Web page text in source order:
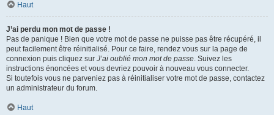
Haut
J’ai perdu mon mot de passe !
Pas de panique ! Bien que votre mot de passe ne puisse pas être récupéré, il
peut facilement être réinitialisé. Pour ce faire, rendez vous sur la page de
connexion puis cliquez sur J’ai oublié mon mot de passe. Suivez les
instructions énoncées et vous devriez pouvoir à nouveau vous connecter.
Si toutefois vous ne parveniez pas à réinitialiser votre mot de passe, contactez
un administrateur du forum.
Haut